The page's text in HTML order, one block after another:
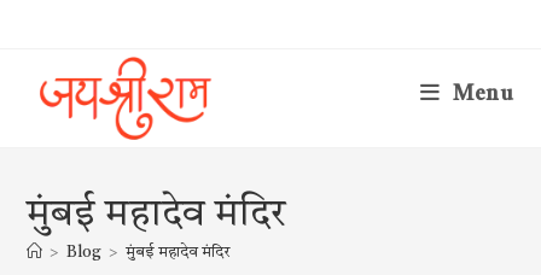
Menu
मुंबई महादेव मंदिर
> Blog > मुंबई महादेव मंदिर